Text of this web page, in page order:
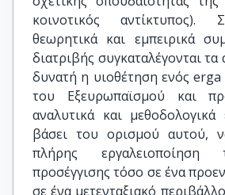
κοινοτικός αντίκτυπος).
θεωρητικά και εμπειρικά
διατριβής συγκαταλέγονται τα
δυνατή η υιοθέτηση ενός
του Εξευρωπαϊσμού και
αναλυτικά και μεθοδολογικά
βάσει του ορισμού αυτού,
πλήρης
προσέγγισης τόσο σε ένα
σε ένα μετενταξιακό